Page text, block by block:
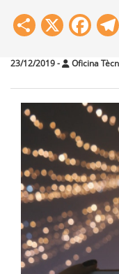
Share
X
23/12/2019- Oficina